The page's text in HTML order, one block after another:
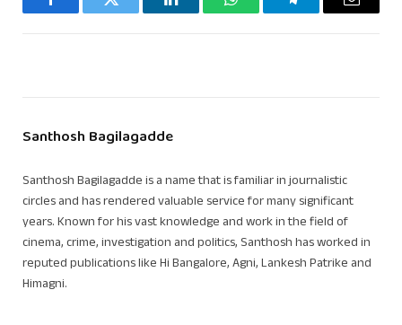
FacebookTwitter LinkedInWhatsAppTelegramEmail
Santhosh Bagilagadde
Santhosh Bagilagadde is a name that is familiar in journalistic
circles and has rendered valuable service for many significant
years. Known for his vast knowledge and work in the field of
cinema, crime, investigation and politics, Santhosh has worked in
reputed publications like Hi Bangalore, Agni, Lankesh Patrike and
Himagni.